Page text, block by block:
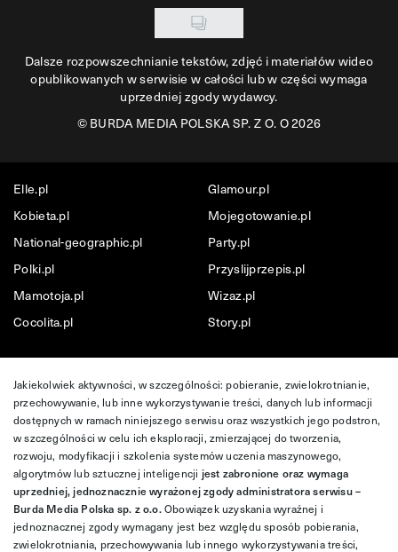
Dalsze rozpowszechnianie tekstów, zdjęć i materiałów wideo
opublikowanych w serwisie w całości lub w części wymaga
uprzedniej zgody wydawcy.
©BURDA MEDIA POLSKA SP. Z O. O 2026
Elle.pl
Glamour.pl
Kobieta.pl
Mojegotowanie.pl
National-geographic.pl
Party.pl
Polki.pl
Przyslijprzepis.pl
Mamotoja.pl
Wizaz.pl
Cocolita.pl
Story.pl
Jakiekolwiek aktywności, w szczególności: pobieranie, zwielokrotnianie,
przechowywanie, lub inne wykorzystywanie treści, danych lub informacji
dostępnych w ramach niniejszego serwisu oraz wszystkich jego podstron,
w szczególności w celu ich eksploracji, zmierzającej do tworzenia,
rozwoju, modyfikacji i szkolenia systemów uczenia maszynowego,
algorytmów lub sztucznej inteligencji jest zabronione oraz wymaga
uprzedniej, jednoznacznie wyrażonej zgody administratora serwisu –
Burda Media Polska sp. z o.o.Obowiązek uzyskania wyraźnej i
jednoznacznej zgody wymagany jest bez względu sposób pobierania,
zwielokrotniania, przechowywania lub innego wykorzystywania treści,